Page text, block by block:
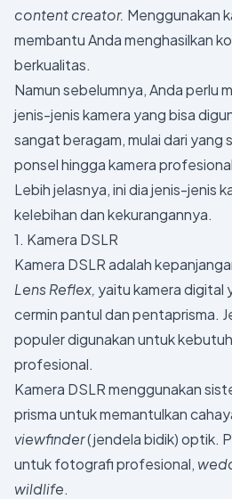
content creator. Menggunakan
membantu Anda menghasilkan
berkualitas.
Namun sebelumnya, Anda perlu
jenis-jenis kamera yang bisa
sangat beragam, mulai dari yang
ponsel hingga kamera
Lebih jelasnya, ini dia jenis-jenis
kelebihan dan kekurangannya.
1. Kamera DSLR
Kamera DSLR adalah
Lens Reflex, yaitu kamera digital
cermin pantul dan pentaprisma.
populer digunakan untuk
profesional.
Kamera DSLR menggunakan
prisma untuk memantulkan
viewfinder(jendela bidik) optik.
untuk fotografi profesional,
wildlife.